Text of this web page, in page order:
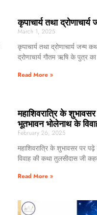
कृपाचार्य तथा
March 1, 2025
कृपाचार्य तथा द्रोणाचार्य जन्म
द्रोणाचार्य गौतम ऋषि के पुत्र का
Read More »
महाशिवरात्रि के शुभावसर
भूतभावन भोलेनाथ के
February 26, 2025
महाशिवरात्रि के शुभावसर पर
विवाह की कथा तुलसीदास जी
Read More »